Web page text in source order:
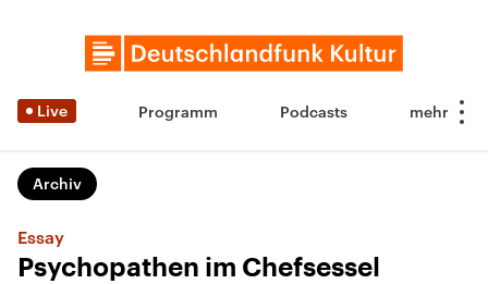
Live Programm Podcasts
Archiv
Essay
Psychopathen im Chefsessel